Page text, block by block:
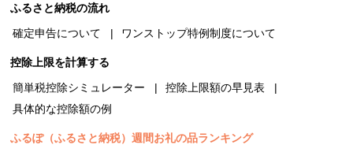
ふるさと納税の流れ
確定申告について
ワンストップ特例制度について
控除上限を計算する
簡単税控除シミュレーター
控除上限額の早見表
具体的な控除額の例
ふるぽ（ふるさと納税）週間お礼の品ランキング